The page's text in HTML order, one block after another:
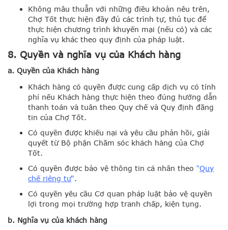
Không mâu thuẫn với những điều khoản nêu trên,
Chợ Tốt thực hiện đầy đủ các trình tự, thủ tục để
thực hiện chương trình khuyến mại (nếu có) và các
nghĩa vụ khác theo quy định của pháp luật.
8. Quyền và nghĩa vụ của Khách hàng
a. Quyền của Khách hàng
Khách hàng có quyền được cung cấp dịch vụ có tính
phí nếu Khách hàng thực hiện theo đúng hướng dẫn
thanh toán và tuân theo Quy chế và Quy định đăng
tin của Chợ Tốt.
Có quyền được khiếu nại và yêu cầu phản hồi, giải
quyết từ Bộ phận Chăm sóc khách hàng của Chợ
Tốt.
Có quyền được bảo vệ thông tin cá nhân theo “Quy
chế riêng tư“.
Có quyền yêu cầu Cơ quan pháp luật bảo vệ quyền
lợi trong mọi trường hợp tranh chấp, kiện tụng.
b. Nghĩa vụ của khách hàng